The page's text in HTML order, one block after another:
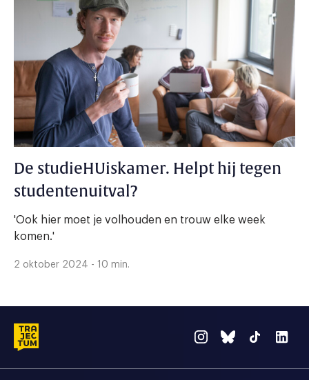
De studieHUiskamer. Helpt hij tegen
studentenuitval?
'Ook hier moet je volhouden en trouw elke week
komen.'
2 oktober 2024 - 10 min.